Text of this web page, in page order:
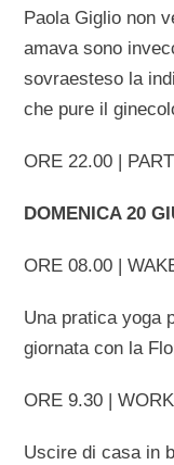
Paola Giglio non
amava sono
sovraesteso la
che pure il
ORE 22.00 |
DOMENICA 20
ORE 08.00 |
Una pratica yoga
giornata con la
ORE 9.30 |
Uscire di casa in